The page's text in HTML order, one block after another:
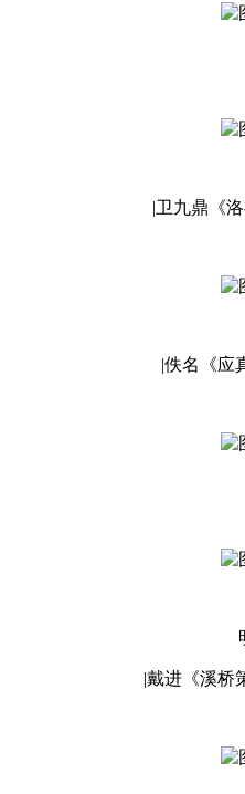
|卫九鼎《
|佚名《应
|戴进《溪桥